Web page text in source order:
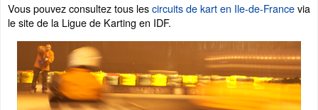
Vous pouvez consultez tous lescircuits de kart en Ile-de-Francevia
le site de la Ligue de Karting en IDF.